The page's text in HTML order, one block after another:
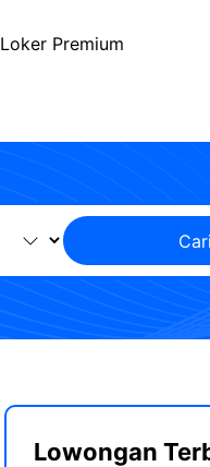
Loker Premium
Cari
Lowongan